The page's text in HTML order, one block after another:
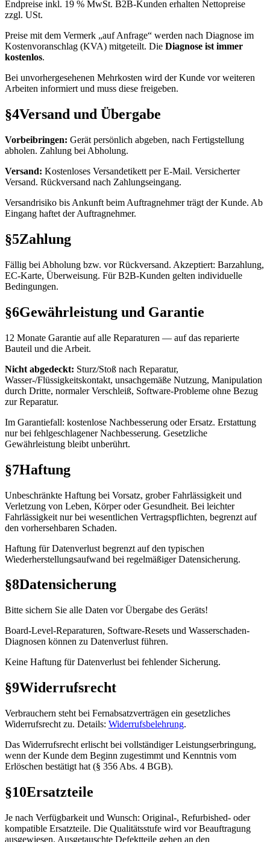
Endpreise inkl. 19 % MwSt. B2B-Kunden erhalten Nettopreise
zzgl. USt.
Preise mit dem Vermerk „auf Anfrage“ werden nach Diagnose im
Kostenvoranschlag (KVA) mitgeteilt. Die Diagnose ist immer
kostenlos.
Bei unvorhergesehenen Mehrkosten wird der Kunde vor weiteren
Arbeiten informiert und muss diese freigeben.
§4Versand und Übergabe
Vorbeibringen: Gerät persönlich abgeben, nach Fertigstellung
abholen. Zahlung bei Abholung.
Versand: Kostenloses Versandetikett per E-Mail. Versicherter
Versand. Rückversand nach Zahlungseingang.
Versandrisiko bis Ankunft beim Auftragnehmer trägt der Kunde. Ab
Eingang haftet der Auftragnehmer.
§5Zahlung
Fällig bei Abholung bzw. vor Rückversand. Akzeptiert: Barzahlung,
EC-Karte, Überweisung. Für B2B-Kunden gelten individuelle
Bedingungen.
§6Gewährleistung und Garantie
12 Monate Garantie auf alle Reparaturen — auf das reparierte
Bauteil und die Arbeit.
Nicht abgedeckt: Sturz/Stoß nach Reparatur,
Wasser-/Flüssigkeitskontakt, unsachgemäße Nutzung, Manipulation
durch Dritte, normaler Verschleiß, Software-Probleme ohne Bezug
zur Reparatur.
Im Garantiefall: kostenlose Nachbesserung oder Ersatz. Erstattung
nur bei fehlgeschlagener Nachbesserung. Gesetzliche
Gewährleistung bleibt unberührt.
§7Haftung
Unbeschränkte Haftung bei Vorsatz, grober Fahrlässigkeit und
Verletzung von Leben, Körper oder Gesundheit. Bei leichter
Fahrlässigkeit nur bei wesentlichen Vertragspflichten, begrenzt auf
den vorhersehbaren Schaden.
Haftung für Datenverlust begrenzt auf den typischen
Wiederherstellungsaufwand bei regelmäßiger Datensicherung.
§8Datensicherung
Bitte sichern Sie alle Daten vor Übergabe des Geräts!
Board-Level-Reparaturen, Software-Resets und Wasserschaden-
Diagnosen können zu Datenverlust führen.
Keine Haftung für Datenverlust bei fehlender Sicherung.
§9Widerrufsrecht
Verbrauchern steht bei Fernabsatzverträgen ein gesetzliches
Widerrufsrecht zu. Details: Widerrufsbelehrung.
Das Widerrufsrecht erlischt bei vollständiger Leistungserbringung,
wenn der Kunde dem Beginn zugestimmt und Kenntnis vom
Erlöschen bestätigt hat (§ 356 Abs. 4 BGB).
§10Ersatzteile
Je nach Verfügbarkeit und Wunsch: Original-, Refurbished- oder
kompatible Ersatzteile. Die Qualitätsstufe wird vor Beauftragung
ausgewiesen. Ausgetauschte Defektteile gehen an den